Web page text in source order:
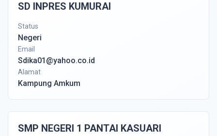
SD INPRES KUMURAI
Status
Negeri
Email
Sdika01@yahoo.co.id
Alamat
Kampung Amkum
SMP NEGERI 1 PANTAI KASUARI